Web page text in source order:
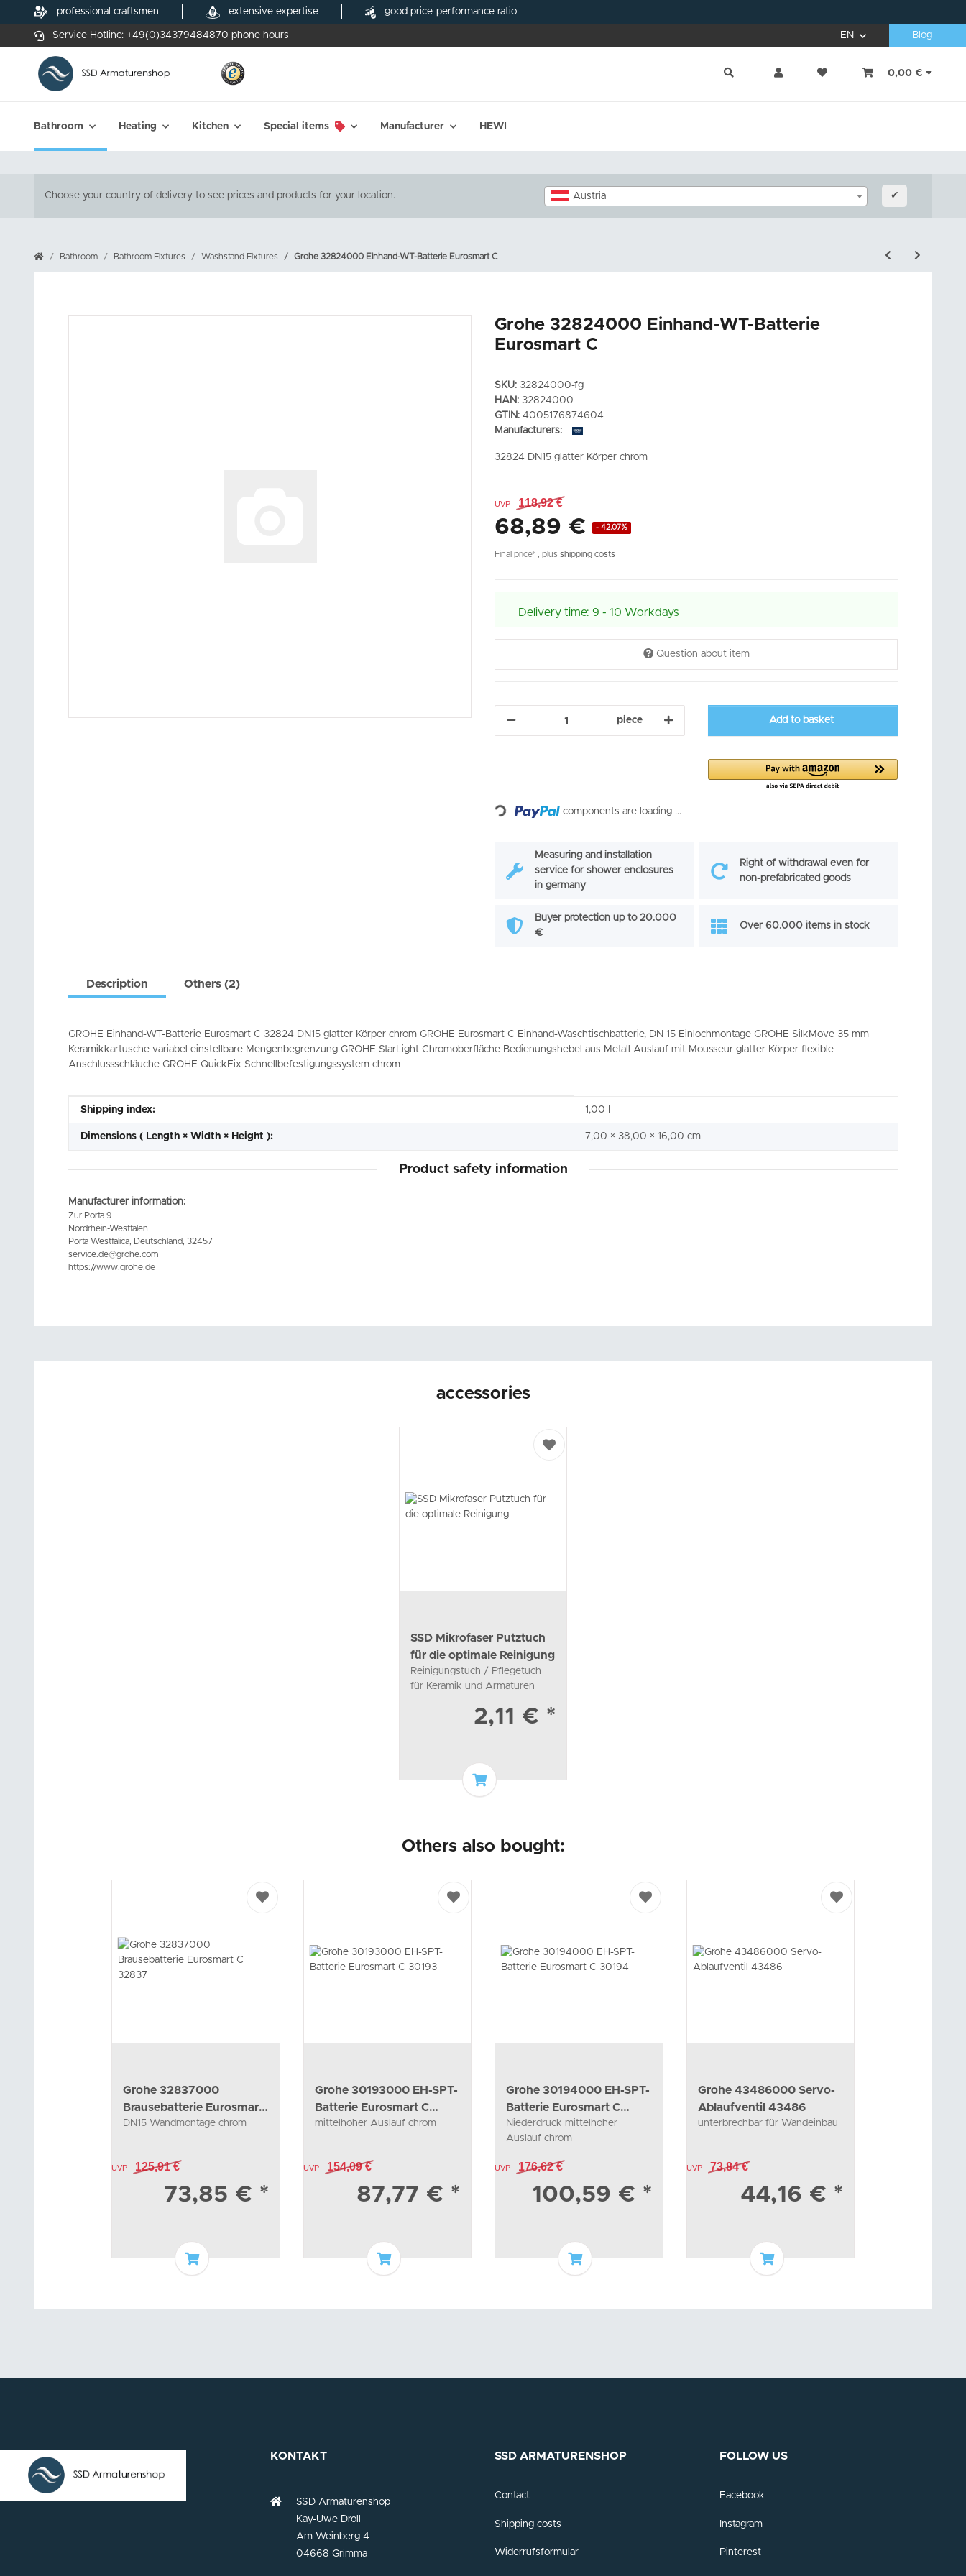
professional craftsmen extensive expertise good price-performance ratio
Service Hotline: +49(0)34379484870 phone hours EN Blog
0,00 €
Bathroom Heating Kitchen Special items Manufacturer HEWI
Choose your country of delivery to see prices and products for your location. Austria ✔
Bathroom Bathroom Fixtures Washstand Fixtures Grohe 32824000 Einhand-WT-Batterie Eurosmart C
Grohe 32824000 Einhand-WT-Batterie
Eurosmart C
SKU: 32824000-fg
HAN: 32824000
GTIN: 4005176874604
Manufacturers:
32824 DN15 glatter Körper chrom
UVP 118,92 €
- 42.07%
68,89 €
Final price* , plus shipping costs
Delivery time: 9 - 10 Workdays
Question about item
piece Add to basket
Loading... components are loading ...
Measuring and installation
service for shower enclosures
in germany
Right of withdrawal even for
non-prefabricated goods
Buyer protection up to 20.000
€
Over 60.000 items in stock
Description Others (2)
GROHE Einhand-WT-Batterie Eurosmart C 32824 DN15 glatter Körper chrom GROHE Eurosmart C Einhand-Waschtischbatterie, DN 15 Einlochmontage GROHE SilkMove 35 mm
Keramikkartusche variabel einstellbare Mengenbegrenzung GROHE StarLight Chromoberfläche Bedienungshebel aus Metall Auslauf mit Mousseur glatter Körper flexible
Anschlussschläuche GROHE QuickFix Schnellbefestigungssystem chrom
Item information
Value
Shipping index: 1,00 I
Dimensions ( Length × Width × Height ): 7,00 × 38,00 × 16,00 cm
Product safety information
Manufacturer information:
Zur Porta 9
Nordrhein-Westfalen
Porta Westfalica, Deutschland, 32457
service.de@grohe.com
https://www.grohe.de
accessories
SSD Mikrofaser Putztuch
für die optimale Reinigung
Reinigungstuch / Pflegetuch
für Keramik und Armaturen
2,11 € *
Add to basket
Others also bought:
Grohe 32837000
Brausebatterie Eurosmart
C 32837
DN15 Wandmontage chrom
UVP 125,91 €
73,85 € *
Add to basket
Grohe 30193000 EH-SPT-
Batterie Eurosmart C
30193
mittelhoher Auslauf chrom
UVP 154,09 €
87,77 € *
Add to basket
Grohe 30194000 EH-SPT-
Batterie Eurosmart C
30194
Niederdruck mittelhoher
Auslauf chrom
UVP 176,62 €
100,59 € *
Add to basket
Grohe 43486000 Servo-
Ablaufventil 43486
unterbrechbar für Wandeinbau
UVP 73,84 €
44,16 € *
Add to basket
KONTAKT
SSD Armaturenshop
Kay-Uwe Droll
Am Weinberg 4
04668 Grimma
SSD ARMATURENSHOP
Contact
Shipping costs
Widerrufsformular
FOLLOW US
Facebook
Instagram
Pinterest